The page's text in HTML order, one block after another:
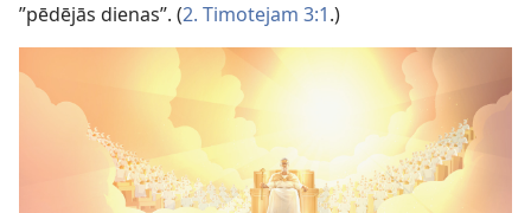
”pēdējās dienas”. (2. Timotejam 3:1.)